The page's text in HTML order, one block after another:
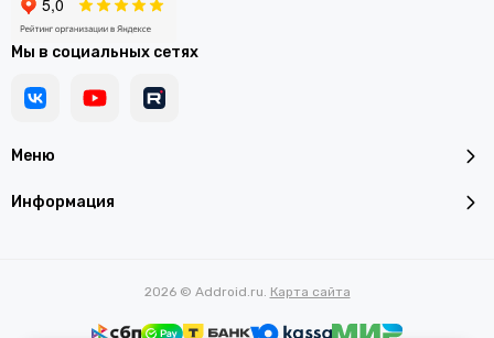
Меню
Информация
Мы в социальных сетях
2026 © Addroid.ru. Карта сайта